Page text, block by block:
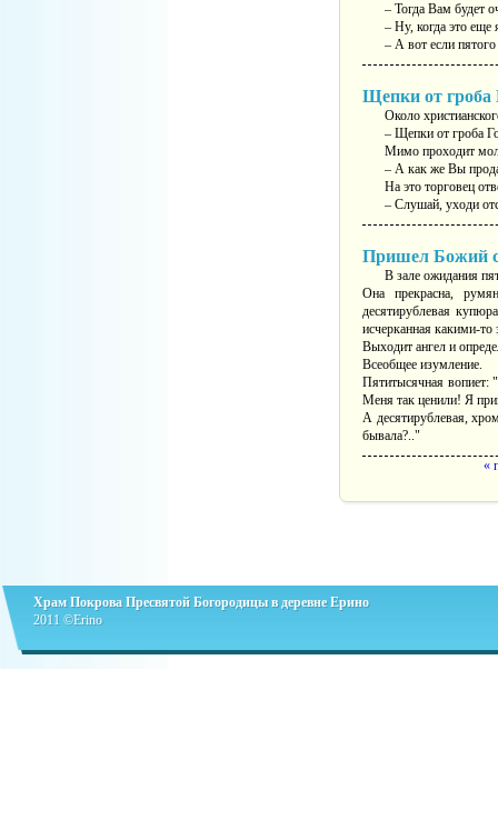
– Тогда Вам будет
– Ну, когда это еще
– А вот если пятого
Щепки от гроба
Около
– Щепки от гроба
Мимо проходит
– А как же Вы
На это торговец
– Слушай, уходи
Пришел Божий
В зале ожидания
Она прекрасна,
десятирублевая
исчерканная какими-
Выходит ангел и
Всеобщее изумление.
Пятитысячная вопиет:
Меня так ценили! Я
А десятирублевая,
бывала?.."
«
Храм Покрова Пресвятой Богородицы в деревне Ерино
2011 ©Erino